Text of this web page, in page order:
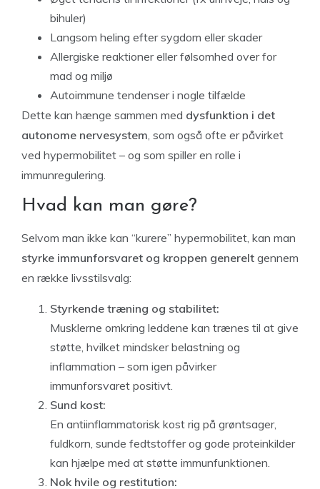
bihuler)
Langsom heling efter sygdom eller skader
Allergiske reaktioner eller følsomhed over for
mad og miljø
Autoimmune tendenser i nogle tilfælde
Dette kan hænge sammen med dysfunktion i det
autonome nervesystem, som også ofte er påvirket
ved hypermobilitet – og som spiller en rolle i
immunregulering.
Hvad kan man gøre?
Selvom man ikke kan “kurere” hypermobilitet, kan man
styrke immunforsvaret og kroppen generelt gennem
en række livsstilsvalg:
Styrkende træning og stabilitet:
Musklerne omkring leddene kan trænes til at give
støtte, hvilket mindsker belastning og
inflammation – som igen påvirker
immunforsvaret positivt.
Sund kost:
En antiinflammatorisk kost rig på grøntsager,
fuldkorn, sunde fedtstoffer og gode proteinkilder
kan hjælpe med at støtte immunfunktionen.
Nok hvile og restitution: